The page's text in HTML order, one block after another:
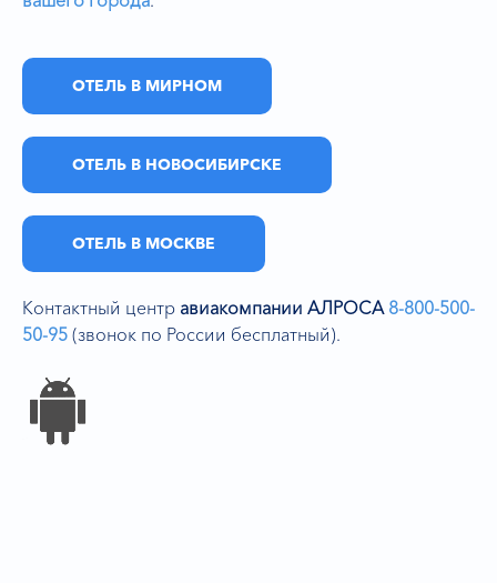
ОТЕЛЬ В МИРНОМ
ОТЕЛЬ В НОВОСИБИРСКЕ
ОТЕЛЬ В МОСКВЕ
Контактный центр авиакомпании АЛРОСА 8-800-500-
50-95 (звонок по России бесплатный).